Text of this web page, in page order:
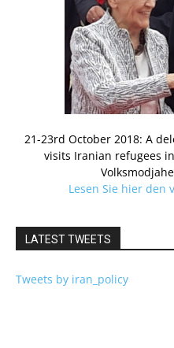
21-23rd October 2018: A
visits Iranian refugees
Lesen Sie hier den
LATEST TWEETS
Tweets by iran_policy